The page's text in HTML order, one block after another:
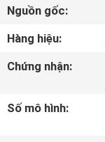
SẢN
PHẨM
CHÚNG
Nguồn gốc:
Hàng hiệu:
Chứng nhận:
Số mô hình: